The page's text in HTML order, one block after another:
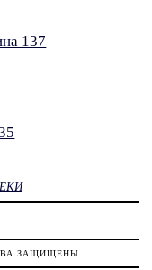
137
ЗАЩИЩЕНЫ.